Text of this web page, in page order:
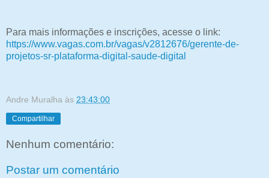
Para mais informações e inscrições, acesse o link:
https://www.vagas.com.br/vagas/v2812676/gerente-de-
projetos-sr-plataforma-digital-saude-digital
Andre Muralha às 23:43:00
Compartilhar
Nenhum comentário:
Postar um comentário